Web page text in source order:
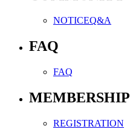
NOTICEQ&A
FAQ
FAQ
MEMBERSHIP
REGISTRATION